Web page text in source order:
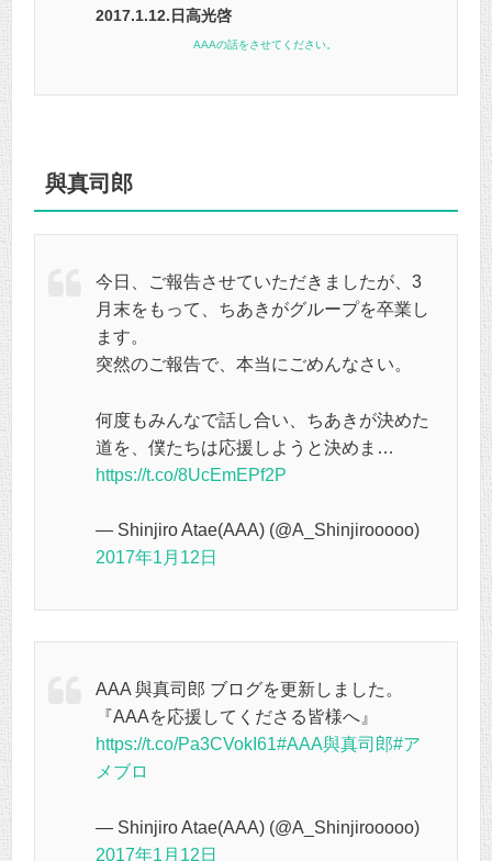
2017.1.12.日高光啓
AAAの話をさせてください。
與真司郎
今日、ご報告させていただきましたが、3
月末をもって、ちあきがグループを卒業し
ます。
突然のご報告で、本当にごめんなさい。
何度もみんなで話し合い、ちあきが決めた
道を、僕たちは応援しようと決めま…
https://t.co/8UcEmEPf2P
— Shinjiro Atae(AAA) (@A_Shinjirooooo)
2017年1月12日
AAA 與真司郎 ブログを更新しました。
『AAAを応援してくださる皆様へ』
https://t.co/Pa3CVokI61#AAA與真司郎#ア
メブロ
— Shinjiro Atae(AAA) (@A_Shinjirooooo)
2017年1月12日